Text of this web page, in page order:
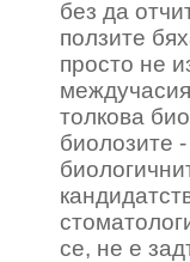
без да
ползите
просто не
толкова
биолозите
се, не е